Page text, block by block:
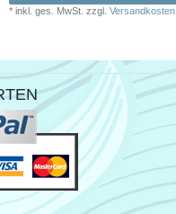
*inkl. ges. MwSt. zzgl.Versandkosten